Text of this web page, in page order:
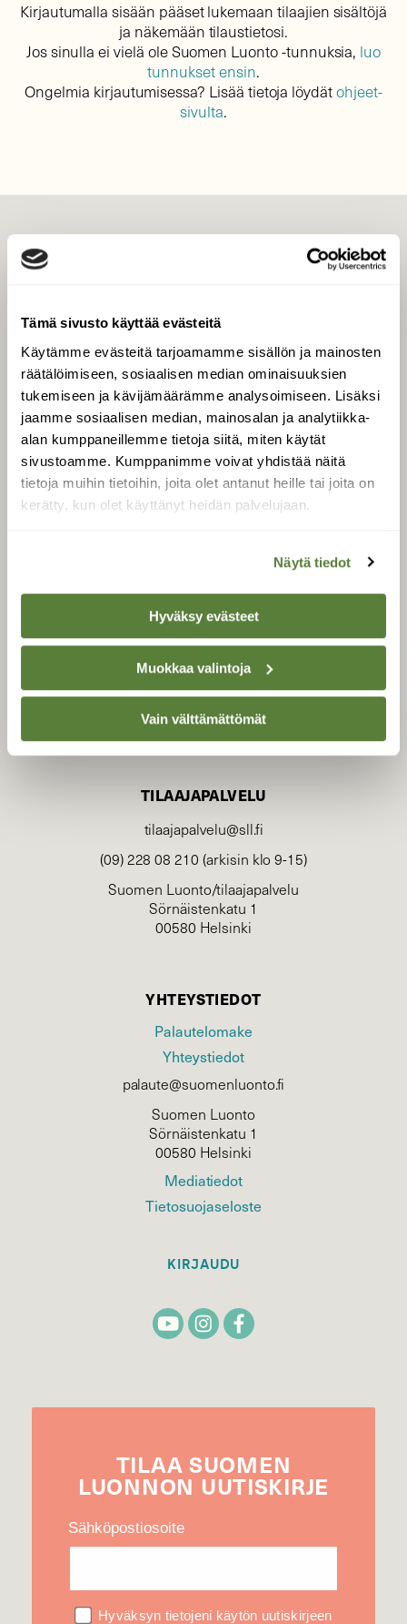
Tämä sivusto käyttää evästeitä
Käytämme evästeitä tarjoamamme sisällön ja mainosten
räätälöimiseen, sosiaalisen median ominaisuuksien
tukemiseen ja kävijämäärämme analysoimiseen. Lisäksi
jaamme sosiaalisen median, mainosalan ja analytiikka-
alan kumppaneillemme tietoja siitä, miten käytät
sivustoamme. Kumppanimme voivat yhdistää näitä
tietoja muihin tietoihin, joita olet antanut heille tai joita on
kerätty, kun olet käyttänyt heidän palvelujaan.
Näytä tiedot
Hyväksy evästeet
Muokkaa valintoja
Vain välttämättömät
Kirjautumalla sisään pääset lukemaan tilaajien sisältöjä
ja näkemään tilaustietosi.
Jos sinulla ei vielä ole Suomen Luonto -tunnuksia, luo
tunnukset ensin.
Ongelmia kirjautumisessa? Lisää tietoja löydätohjeet-
sivulta.
Tilaa digilukuoikeus
Äänestä parasta juttua
Tilaa uutiskirje
SUOMEN LUONNON­
SUOJELU­LIITTO
Suomen Luonto -lehden
luonnonsuojelu­liitto.
TILAAJAPALVELU
tilaajapalvelu@sll.fi
(09) 228 08 210 (arkisin klo 9-15)
Suomen Luonto/tilaajapalvelu
Sörnäistenkatu 1
00580 Helsinki
YHTEYSTIEDOT
Palautelomake
Yhteystiedot
palaute@suomenluonto.fi
Suomen Luonto
Sörnäistenkatu 1
00580 Helsinki
Mediatiedot
Tietosuojaseloste
KIRJAUDU
TILAA SUOMEN
LUONNON UUTIS­KIRJE
Sähköpostiosoite
Hyväksyn tietojeni käytön uutiskirjeen